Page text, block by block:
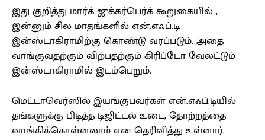
இது குறித்து மார்க் ஜுக்கர்பெர்க் கூறுகையில் ,
இன்னும் சில மாதங்களில் என்.எஃப்.டி
இன்ஸ்டாகிராமிற்கு கொண்டு வரப்படும். அதை
வாங்குவதற்கும் விற்பதற்கும் கிரிப்டோ வேலட்டும்
இன்ஸ்டாகிராமில் இடம்பெறும்.
மெட்டாவெர்ஸில் இயங்குபவர்கள் என்.எஃப்.டியில்
தங்களுக்கு பிடித்த டிஜிட்டல் உடை, தோற்றத்தை
வாங்கிக்கொள்ளலாம் என தெரிவித்து உள்ளார்.